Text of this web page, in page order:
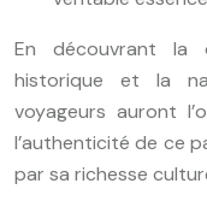
En découvrant la
historique et la
voyageurs auront
l’authenticité de ce
par sa richesse